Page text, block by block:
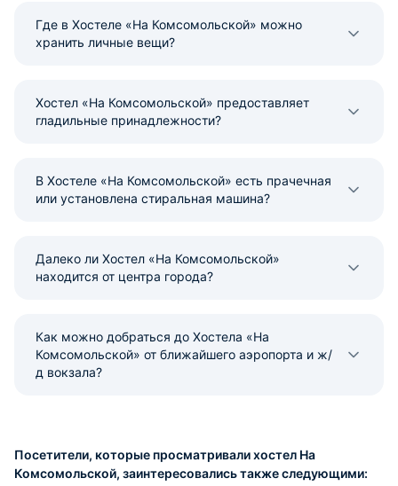
Где в Хостеле «На Комсомольской» можно
хранить личные вещи?
Хостел «На Комсомольской» предоставляет
гладильные принадлежности?
В Хостеле «На Комсомольской» есть прачечная
или установлена стиральная машина?
Далеко ли Хостел «На Комсомольской»
находится от центра города?
Как можно добраться до Хостела «На
Комсомольской» от ближайшего аэропорта и ж/
д вокзала?
Посетители, которые просматривали хостел На
Комсомольской, заинтересовались также следующими: